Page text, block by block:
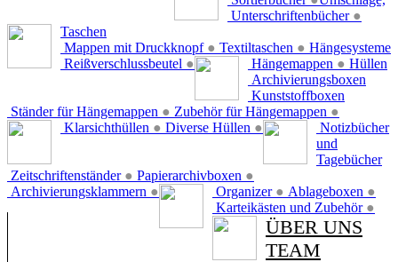
Unterschriftenbücher ●
Taschen
Mappen mit Druckknopf ● Textiltaschen ●
Reißverschlussbeutel ●
Hängesysteme
Hängemappen ●
Ständer für Hängemappen ● Zubehör für Hängemappen ●
Hüllen
Klarsichthüllen ● Diverse Hüllen ●
Archivierungsboxen
Zeitschriftenständer ● Papierarchivboxen ●
Archivierungsklammern ●
Kunststoffboxen
Organizer ● Ablageboxen ●
Karteikästen und Zubehör ●
Notizbücher
und
Tagebücher
ÜBER UNS
TEAM